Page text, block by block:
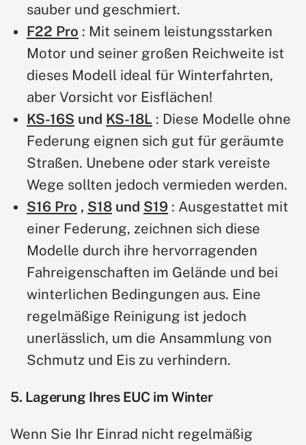
sauber und geschmiert.
F22 Pro : Mit seinem leistungsstarken
Motor und seiner großen Reichweite ist
dieses Modell ideal für Winterfahrten,
aber Vorsicht vor Eisflächen!
KS-16S und KS-18L : Diese Modelle ohne
Federung eignen sich gut für geräumte
Straßen. Unebene oder stark vereiste
Wege sollten jedoch vermieden werden.
S16 Pro , S18 und S19 : Ausgestattet mit
einer Federung, zeichnen sich diese
Modelle durch ihre hervorragenden
Fahreigenschaften im Gelände und bei
winterlichen Bedingungen aus. Eine
regelmäßige Reinigung ist jedoch
unerlässlich, um die Ansammlung von
Schmutz und Eis zu verhindern.
5. Lagerung Ihres EUC im Winter
Wenn Sie Ihr Einrad nicht regelmäßig